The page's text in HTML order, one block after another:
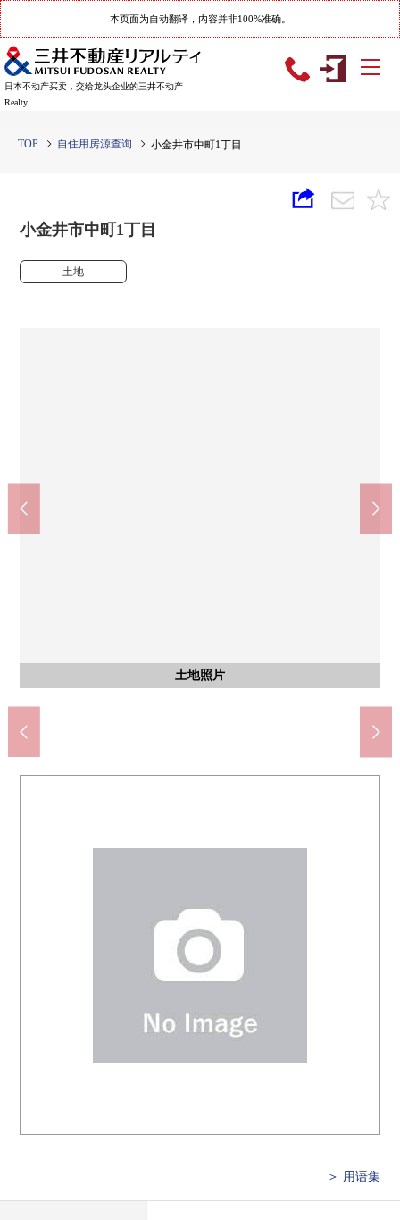
本页面为自动翻译，内容并非100%准确。
日本不动产买卖，交给龙头企业的三井不动产
Realty
TOP 自住用房源查询 小金井市中町1丁目
小金井市中町1丁目
土地
土地照片
全体区划图
土地照片
土地照片
土地照片
土地照片
含有前面道路的外观
含有前面道路的外观
武藏小金井站(JR东日本中央本线)(约1360m)
按照7-Eleven小金井连雀商店(约550m)
Inageya小金井东町商店(约820m)
Keiyo日二小金井商店(约180m)
小金井市立南小学(约370m)
小金井市立小金井第2中学(约450m)
武藏野公园(约100m)
＞ 用语集